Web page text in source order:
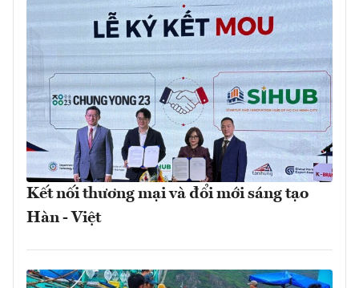
Kết nối thương mại và đổi mới sáng tạo
Hàn - Việt